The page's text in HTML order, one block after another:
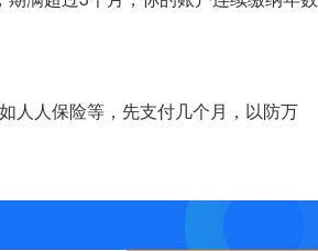
人人保险等，先支付几个月，以防万